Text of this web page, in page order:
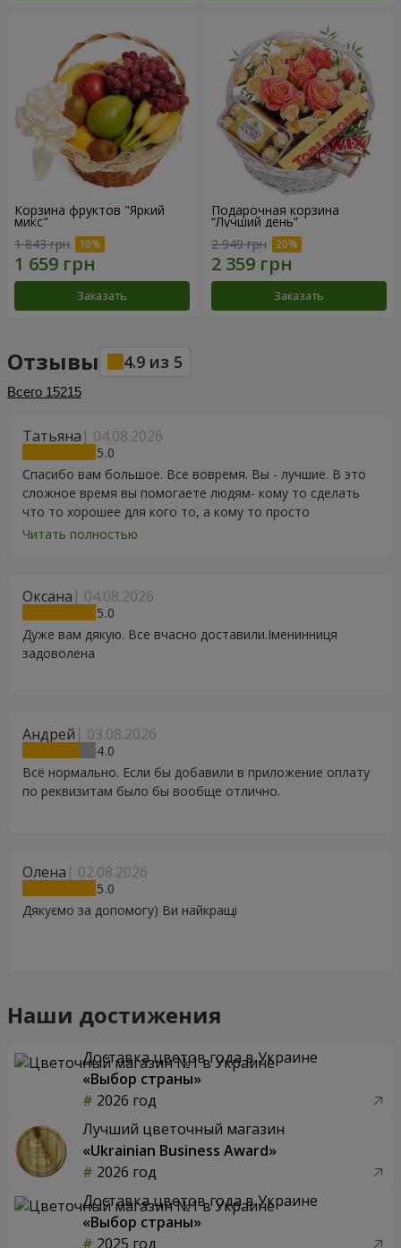
Корзина фруктов "Яркий
микс"
1 843 грн
Заказать
Подарочная корзина
“Лучший день”
2 949 грн
Заказать
Отзывы 4.9 из 5
Всего 15215
Татьяна 04.08.2026
5
Спасибо вам большое. Все вовремя. Вы - лучшие. В это
сложное время вы помогаете людям- кому то сделать
что то хорошее для кого то, а кому то просто
порадоваться цветам, подарку, тортику, поздравлению.
Читать полностью
Оксана 04.08.2026
5
Дуже вам дякую. Все вчасно доставили.Іменинниця
задоволена
Андрей 03.08.2026
4
Всё нормально. Если бы добавили в приложение оплату
по реквизитам было бы вообще отлично.
Олена 02.08.2026
5
Дякуємо за допомогу) Ви найкращі
Наши достижения
Доставка цветов года в Украине
«Выбор страны»
2026 год
Лучший цветочный магазин
«Ukrainian Business Award»
2026 год
Доставка цветов года в Украине
«Выбор страны»
2025 год